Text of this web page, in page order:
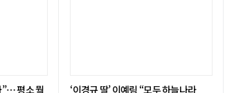
”… 평소 뭘
‘이경규 딸’ 이예림 “모두 하늘나라